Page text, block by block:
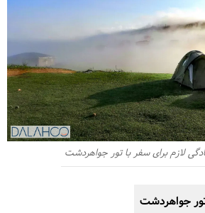
لازم برای سفر با تور جواهردشت
تور جواهردشت